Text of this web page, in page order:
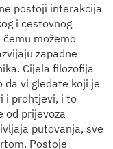
postoji interakcija
i cestovnog
možemo
zapadne
Cijela filozofija
da vi gledate koji je
i prohtjevi, i to
od prijevoza
putovanja, sve
Postoje